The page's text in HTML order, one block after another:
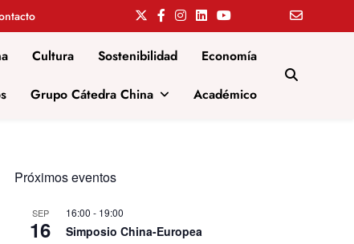
Cultura Sostenibilidad Economía
Grupo Cátedra China Académico
Próximos eventos
SEP
16
16:00 - 19:00
Simposio China-Europea